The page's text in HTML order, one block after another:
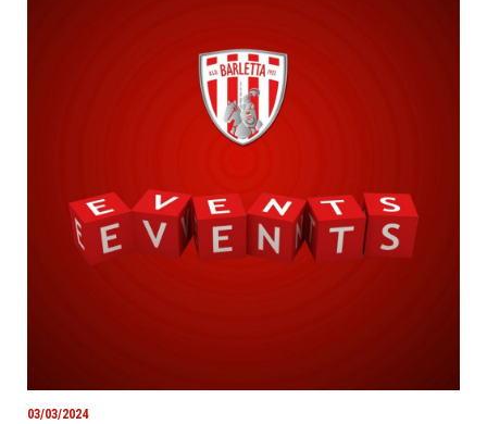
03/03/2024